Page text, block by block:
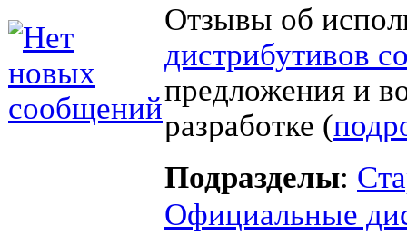
Отзывы об
дистрибутивов
предложения и
разработке (
Подразделы:
Официальные